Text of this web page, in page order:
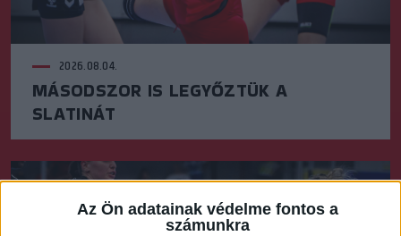
Az Ön adatainak védelme fontos a
számunkra
2026.08.04.
MÁSODSZOR IS LEGYŐZTÜK A
SLATINÁT